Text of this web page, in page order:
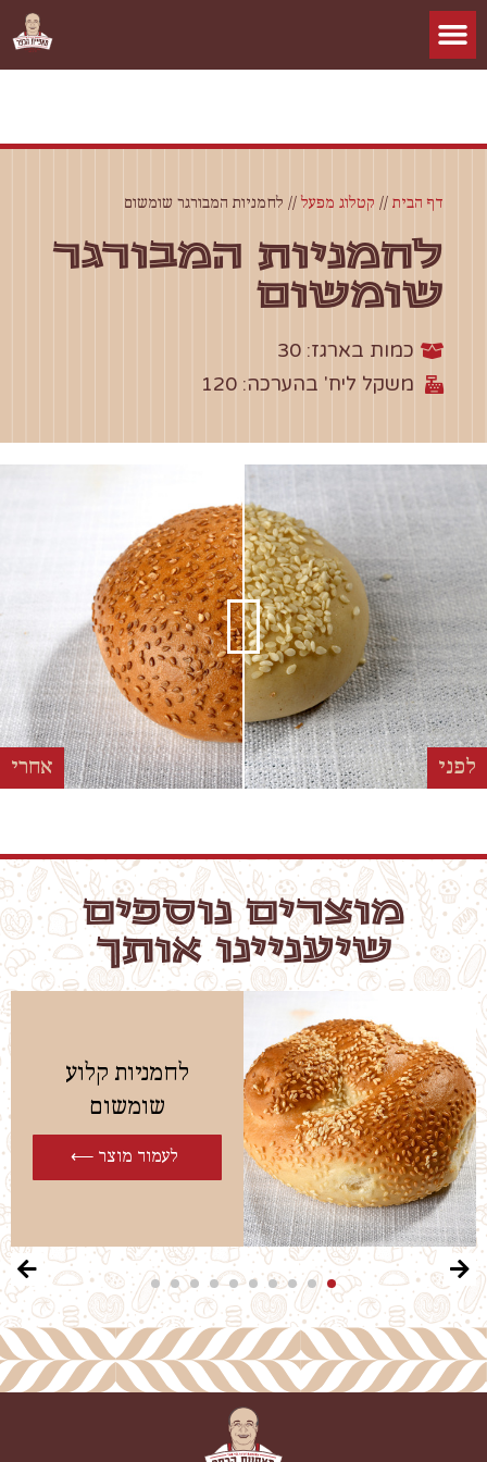
לפני אחרי
דף הבית // קטלוג מפעל // לחמניות המבורגר שומשום
לחמניות המבורגר
שומשום
כמות בארגז: 30
משקל ליח' בהערכה: 120
מוצרים נוספים
שיעניינו אותך
לחמניות קלוע
שומשום
לעמוד מוצר ⟵